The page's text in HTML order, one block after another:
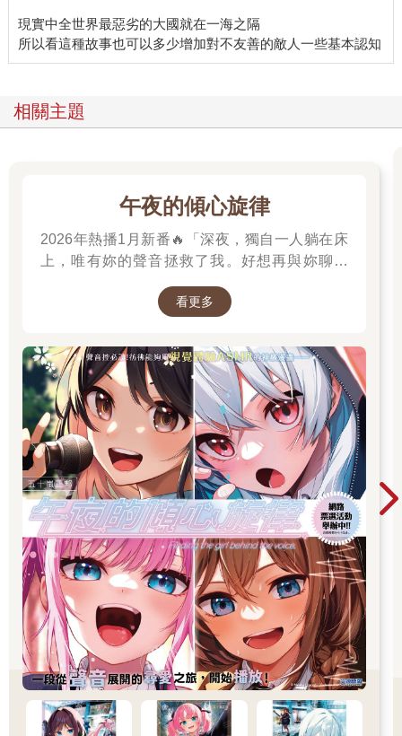
現實中全世界最惡劣的大國就在一海之隔
相關主題
午夜的傾心旋律
2026年熱播1月新番🔥「深夜，獨自一人躺在床
上，唯有妳的聲音拯救了我。好想再與妳聊一
尋找一個長相成謎、本名不詳，化名為「阿波
看更多